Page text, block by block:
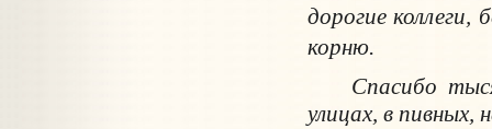
дорогие
корню.
Спасибо
улицах, в пивных,